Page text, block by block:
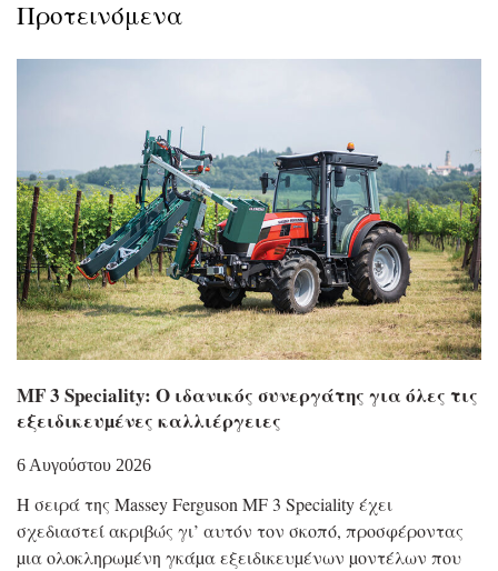
Προτεινόμενα
MF 3 Speciality: Ο ιδανικός συνεργάτης για όλες τις
εξειδικευµένες καλλιέργειες
6 Αυγούστου 2026
Η σειρά της Massey Ferguson MF 3 Speciality έχει
σχεδιαστεί ακριβώς γι’ αυτόν τον σκοπό, προσφέροντας
µια ολοκληρωµένη γκάµα εξειδικευµένων µοντέλων που